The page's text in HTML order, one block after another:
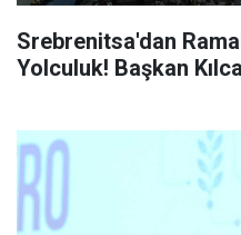
Srebrenitsa'dan
Yolculuk! Başkan